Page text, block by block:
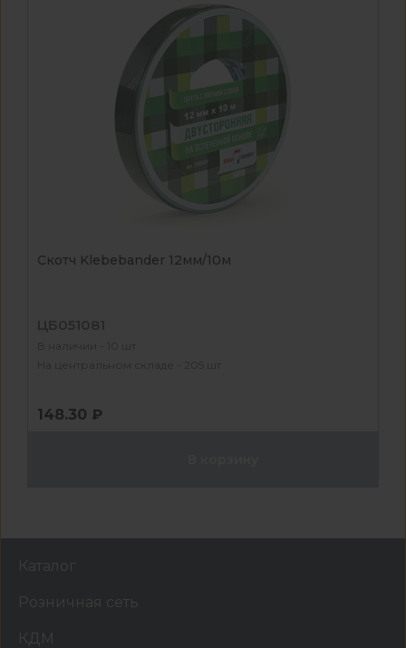
Скотч Klebebander 12мм/10м
ЦБ051081
В наличии - 10 шт
На центральном складе - 205 шт
148.30 ₽
Каталог
Розничная сеть
КДМ